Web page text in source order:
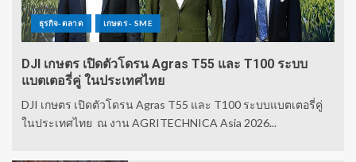
ธุรกิจ-ตลาด เกษตร - SME
DJI เกษตร เปิดตัวโดรน Agras T55 และ T100 ระบบ
แบตเตอรี่คู่ ในประเทศไทย
DJI เกษตร เปิดตัวโดรน Agras T55 และ T100 ระบบแบตเตอรี่คู่
ในประเทศไทย ณ งาน AGRITECHNICA Asia 2026...